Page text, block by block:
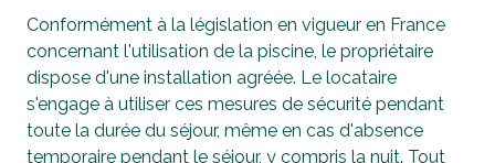
Conformément à la législation en vigueur en France
concernant l'utilisation de la piscine, le propriétaire
dispose d'une installation agréée. Le locataire
s'engage à utiliser ces mesures de sécurité pendant
toute la durée du séjour, même en cas d'absence
temporaire pendant le séjour, y compris la nuit. Tout